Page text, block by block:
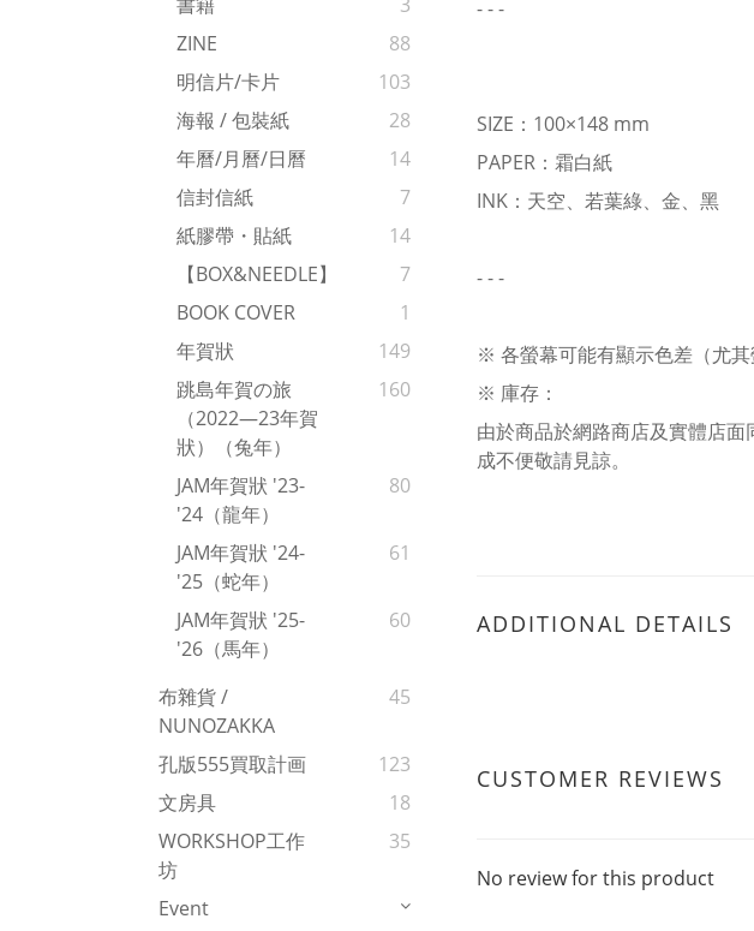
ZINE
88
明信片/卡片
103
海報 / 包裝紙
28
年曆/月曆/日曆
14
信封信紙
7
紙膠帶・貼紙
14
【BOX&NEEDLE】
7
BOOK COVER
1
年賀狀
149
跳島年賀の旅
（2022—23年賀
狀）（兔年）
160
JAM年賀狀 '23-
'24（龍年）
80
JAM年賀狀 '24-
'25（蛇年）
61
JAM年賀狀 '25-
'26（馬年）
60
布雜貨 /
NUNOZAKKA
45
孔版555買取計画
123
文房具
18
WORKSHOP工作
坊
35
Event
- - -
SIZE：100×148 mm
PAPER：霜白紙
INK：天空、若葉綠、金、黑
- - -
※ 各螢幕可能有顯示色差（尤其
※ 庫存：
由於商品於網路商店及實體店
成不便敬請見諒。
ADDITIONAL DETAILS
CUSTOMER REVIEWS
No review for this product